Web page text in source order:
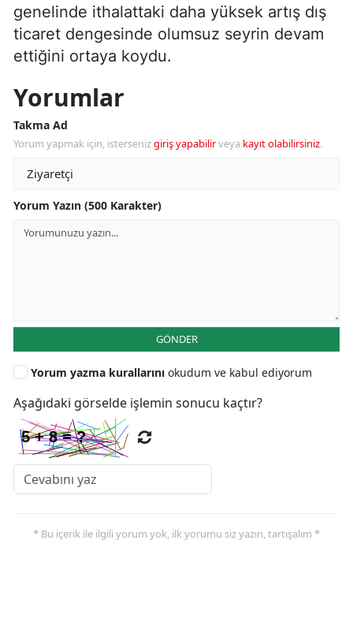
genelinde ithalattaki daha yüksek artış dış
ticaret dengesinde olumsuz seyrin devam
ettiğini ortaya koydu.
Yorumlar
Takma Ad
Yorum yapmak için, istersenizgiriş yapabilirveya kayıt olabilirsiniz.
Yorum Yazın (500 Karakter)
GÖNDER
Yorum yazma kurallarını okudum ve kabul ediyorum
Aşağıdaki görselde işlemin sonucu kaçtır?
* Bu içerik ile ilgili yorum yok, ilk yorumu siz yazın, tartışalım *